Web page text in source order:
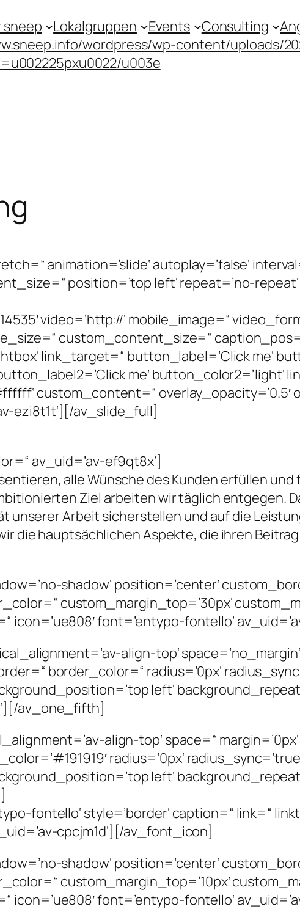
sneep Lokalgruppen Events Consulting
wordpress/wp-content/uploads/
u003e
animation=’slide‘ autoplay=’false‘
position=’top left‘ repeat=’no-repeat‘
video=’http://‘ mobile_image=“
custom_content_size=“
link_target=“ button_label=’Click me‘
me‘ button_color2=’light‘
custom_content=“ overlay_opacity=’0.5′
ezi8t1t‘][/av_slide_full]
av_uid=’av-ef9qt8x‘]
alle Wünsche des Kunden erfüllen
Ziel arbeiten wir täglich entgegen.
unserer Arbeit sicherstellen und auf die
die hauptsächlichen Aspekte, die ihren
shadow‘ position=’center‘
custom_margin_top=’30px‘
icon=’ue808′ font=’entypo-fontello‘
align-top‘ space=’no_margin‘
border_color=“ radius=’0px‘
left‘
av_one_fifth]
align-top‘ space=“ margin=’0px‘
radius=’0px‘
left‘
fontello‘ style=’border‘ caption=“ link=“
cpcjm1d‘][/av_font_icon]
shadow‘ position=’center‘
custom_margin_top=’10px‘
icon=’ue808′ font=’entypo-fontello‘